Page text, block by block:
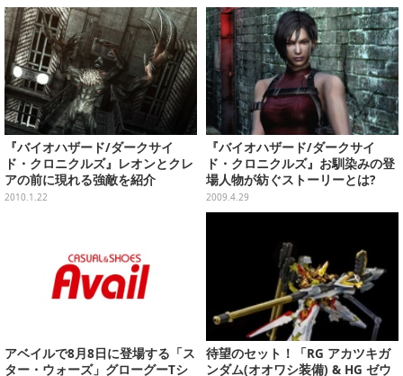
『バイオハザード/ダークサイ
ド・クロニクルズ』レオンとクレ
アの前に現れる強敵を紹介
2010.1.22
『バイオハザード/ダークサイ
ド・クロニクルズ』お馴染みの登
場人物が紡ぐストーリーとは?
2009.4.29
アベイルで8月8日に登場する「ス
ター・ウォーズ」グローグーTシ
待望のセット！「RG アカツキガ
ンダム(オオワシ装備) & HG ゼウ